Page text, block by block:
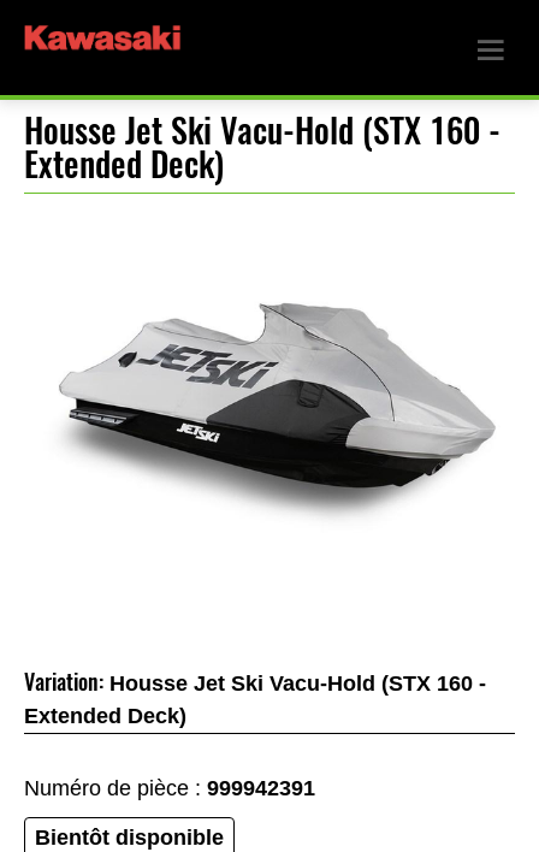
Housse Jet Ski Vacu-Hold (STX 160 -
Extended Deck)
Variation: Housse Jet Ski Vacu-Hold (STX 160 -
Extended Deck)
Numéro de pièce : 999942391
Bientôt disponible